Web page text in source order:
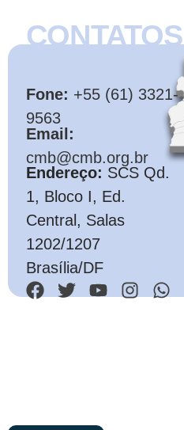
CONTATOS
Fone: +55 (61) 3321-
9563
Email:
cmb@cmb.org.br
Endereço: SCS Qd.
1, Bloco I, Ed.
Central, Salas
1202/1207
Brasília/DF